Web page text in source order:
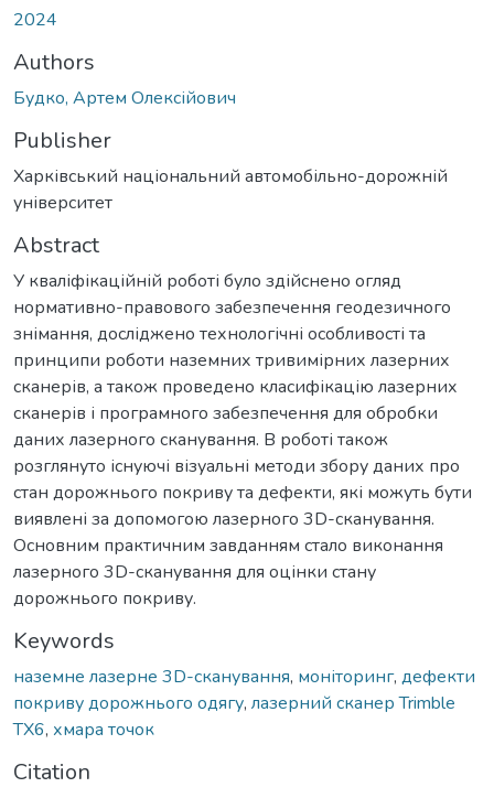
2024
Authors
Будко, Артем Олексійович
Publisher
Харківський національний автомобільно-дорожній
університет
Abstract
У кваліфікаційній роботі було здійснено огляд
нормативно-правового забезпечення геодезичного
знімання, досліджено технологічні особливості та
принципи роботи наземних тривимірних лазерних
сканерів, а також проведено класифікацію лазерних
сканерів і програмного забезпечення для обробки
даних лазерного сканування. В роботі також
розглянуто існуючі візуальні методи збору даних про
стан дорожнього покриву та дефекти, які можуть бути
виявлені за допомогою лазерного 3D-сканування.
Основним практичним завданням стало виконання
лазерного 3D-сканування для оцінки стану
дорожнього покриву.
Keywords
наземне лазерне 3D-сканування, моніторинг, дефекти
покриву дорожнього одягу, лазерний сканер Trimble
TX6, хмара точок
Citation